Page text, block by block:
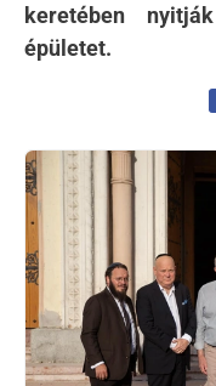
keretében
épületet.
Kép